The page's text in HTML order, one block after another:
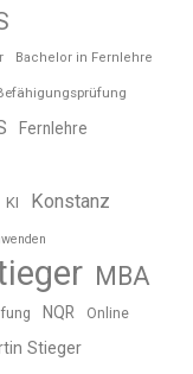
Bachelor in Fernlehre
Fernlehre
KI Konstanz
MBA
NQR Online
Stieger